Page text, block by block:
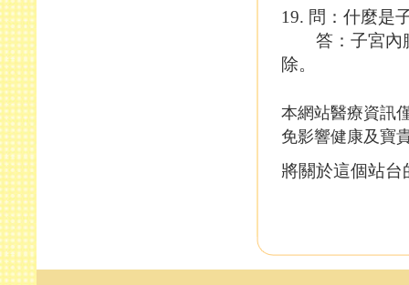
19. 問：什麼是
答：子宮內膜
除。
本網站醫療資訊
免影響健康及寶
將關於這個站